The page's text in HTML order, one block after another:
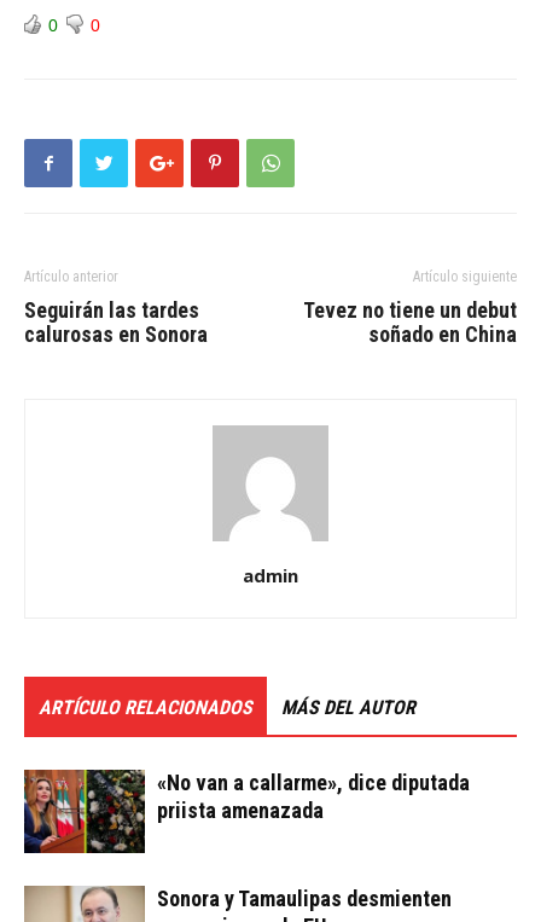
0 0
Artículo anterior
Seguirán las tardes
calurosas en Sonora
Artículo siguiente
Tevez no tiene un debut
soñado en China
admin
ARTÍCULO RELACIONADOS MÁS DEL AUTOR
«No van a callarme», dice diputada
priista amenazada
Sonora y Tamaulipas desmienten